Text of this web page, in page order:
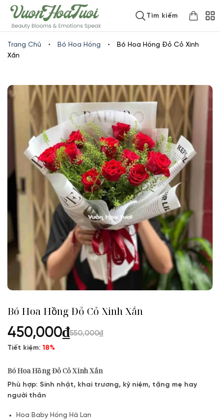
www.vuonhoatuoi.vnSkip
to
content
Tìm kiếm
Trang Chủ • Bó Hoa Hồng •
Bó Hoa Hồng Đỏ Cỏ Xinh
Xắn
Bó Hoa Hồng Đỏ Cỏ Xinh Xắn
450,000₫550,000₫
Tiết kiệm:18%
Bó Hoa Hồng Đỏ Cỏ Xinh Xắn
Phù hợp: Sinh nhật, khai trương, kỷ niệm, tặng mẹ hay
người thân
Hoa Baby Hồng Hà Lan